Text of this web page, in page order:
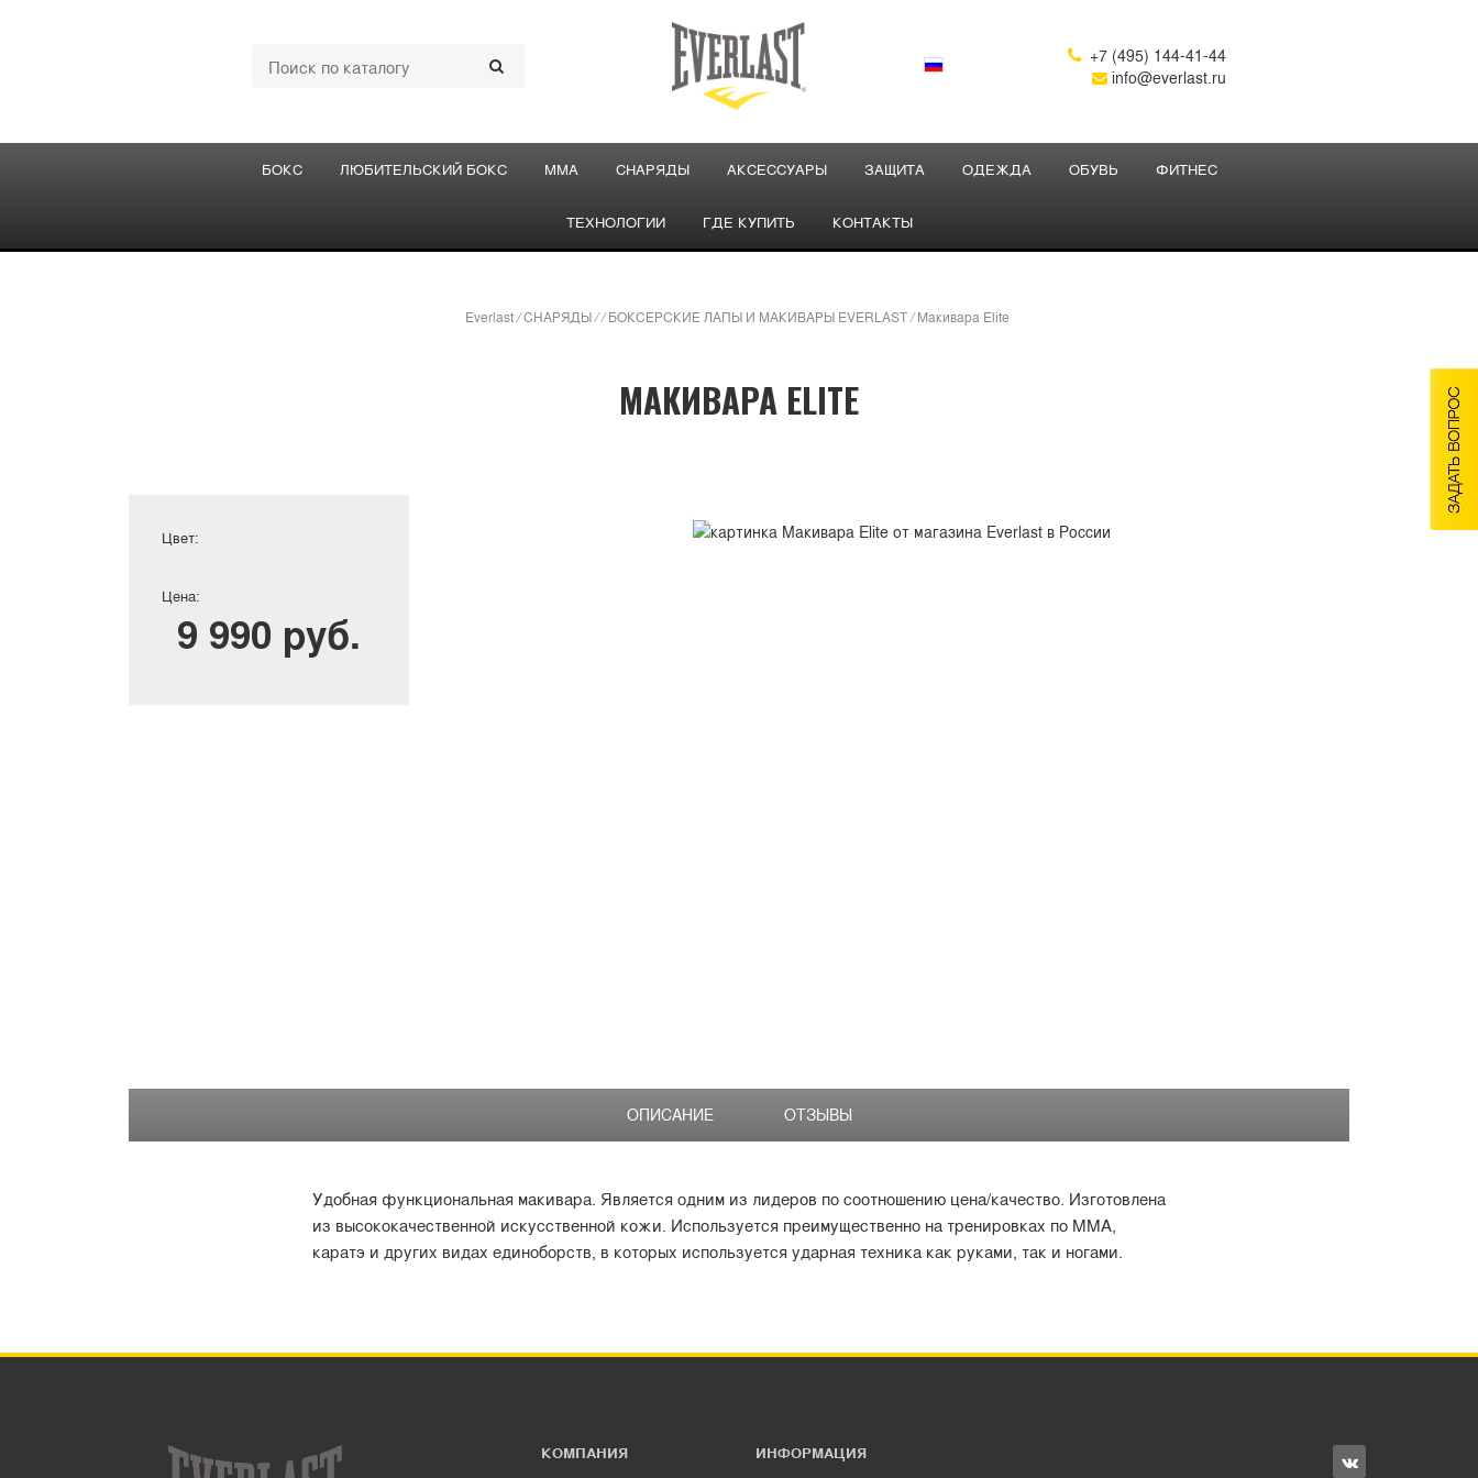
 +7 (495) 144-41-44
info@everlast.ru
БОКС ЛЮБИТЕЛЬСКИЙ БОКС ММА СНАРЯДЫ АКСЕССУАРЫ ЗАЩИТА ОДЕЖДА ОБУВЬ ФИТНЕС
ТЕХНОЛОГИИ ГДЕ КУПИТЬ КОНТАКТЫ
Everlast/СНАРЯДЫ// БОКСЕРСКИЕ ЛАПЫ И МАКИВАРЫ EVERLAST/ Макивара Elite
МАКИВАРА ELITE
Цвет:
Цена:
9 990 руб.
ОПИСАНИЕ ОТЗЫВЫ
Удобная функциональная макивара. Является одним из лидеров по соотношению цена/качество. Изготовлена
из высококачественной искусственной кожи. Используется преимущественно на тренировках по ММА,
каратэ и других видах единоборств, в которых используется ударная техника как руками, так и ногами.
КОМПАНИЯ ИНФОРМАЦИЯ